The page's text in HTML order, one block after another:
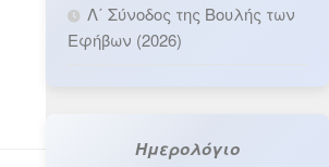
Λ΄ Σύνοδος της Βουλής των
Εφήβων (2026)
Ημερολόγιο